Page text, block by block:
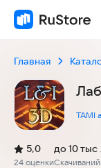
Главная
TAMI
Рейтинг:
5,0
(
24 оценки
)
Скачиваний
до 10 тыс